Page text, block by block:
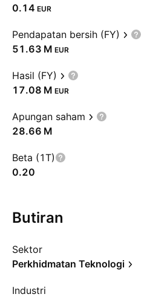
0.14 EUR
Pendapatan bersih (FY)
‪51.63 M‬ EUR
Hasil (FY)
‪17.08 M‬ EUR
Apungan saham
‪28.66 M‬
Beta (1T)
0.20
Butiran
Sektor
Perkhidmatan Teknologi
Industri